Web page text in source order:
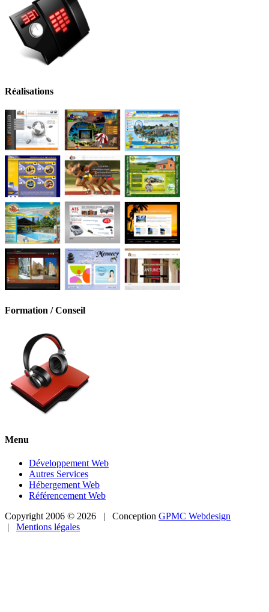
Réalisations
Formation / Conseil
Menu
Développement Web
Autres Services
Hébergement Web
Référencement Web
Copyright 2006 © 2026 | Conception GPMC Webdesign
| Mentions légales